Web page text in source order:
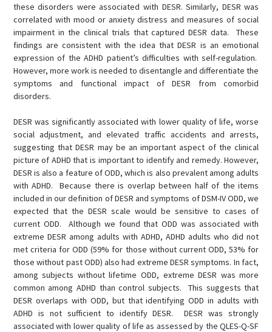
these disorders were associated with DESR. Similarly, DESR was
correlated with mood or anxiety distress and measures of social
impairment in the clinical trials that captured DESR data. These
findings are consistent with the idea that DESR is an emotional
expression of the ADHD patient’s difficulties with self-regulation.
However, more work is needed to disentangle and differentiate the
symptoms and functional impact of DESR from comorbid
disorders.
DESR was significantly associated with lower quality of life, worse
social adjustment, and elevated traffic accidents and arrests,
suggesting that DESR may be an important aspect of the clinical
picture of ADHD that is important to identify and remedy. However,
DESR is also a feature of ODD, which is also prevalent among adults
with ADHD. Because there is overlap between half of the items
included in our definition of DESR and symptoms of DSM-IV ODD, we
expected that the DESR scale would be sensitive to cases of
current ODD. Although we found that ODD was associated with
extreme DESR among adults with ADHD, ADHD adults who did not
met criteria for ODD (59% for those without current ODD, 53% for
those without past ODD) also had extreme DESR symptoms. In fact,
among subjects without lifetime ODD, extreme DESR was more
common among ADHD than control subjects. This suggests that
DESR overlaps with ODD, but that identifying ODD in adults with
ADHD is not sufficient to identify DESR. DESR was strongly
associated with lower quality of life as assessed by the QLES-Q-SF